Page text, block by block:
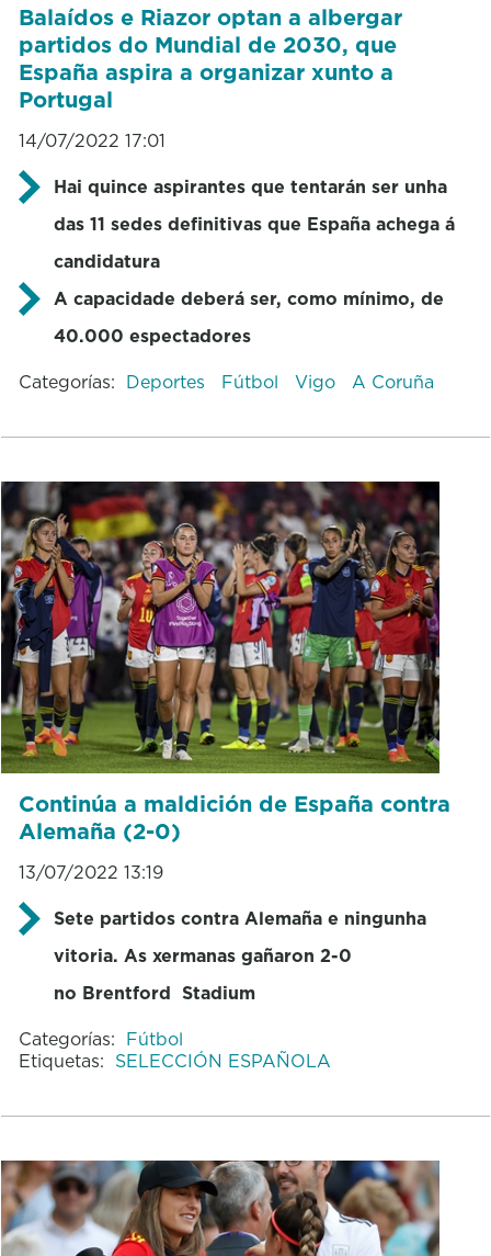
Balaídos e Riazor optan a albergar
partidos do Mundial de 2030, que
España aspira a organizar xunto a
Portugal
14/07/2022 17:01
Hai quince aspirantes que tentarán ser unha
das 11 sedes definitivas que España achega á
candidatura
A capacidade deberá ser, como mínimo, de
40.000 espectadores
Categorías: Deportes Fútbol Vigo A Coruña
Continúa a maldición de España contra
Alemaña (2-0)
13/07/2022 13:19
Sete partidos contra Alemaña e ningunha
vitoria. As xermanas gañaron 2-0
no Brentford Stadium
Categorías: Fútbol
Etiquetas: SELECCIÓN ESPAÑOLA